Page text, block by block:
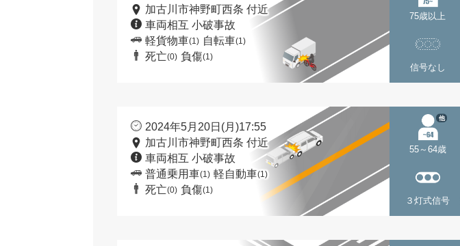
加古川市神野町西条 付近
車両相互 小破事故
軽貨物車(1) 自転車(1)
死亡(0) 負傷(1)
75歳以上
信号なし
2024年5月20日(月)17:55
加古川市神野町西条 付近
車両相互 小破事故
普通乗用車(1) 軽自動車(1)
死亡(0) 負傷(1)
55～64歳
他
３灯式信号